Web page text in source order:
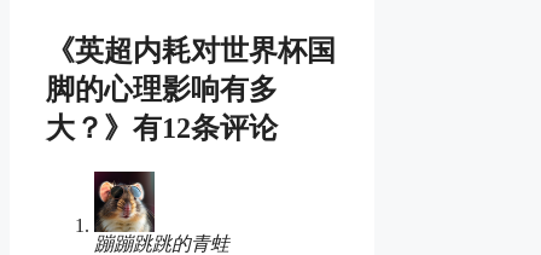
《英超内耗对世界杯国
脚的心理影响有多
大？》有12条评论
蹦蹦跳跳的青蛙